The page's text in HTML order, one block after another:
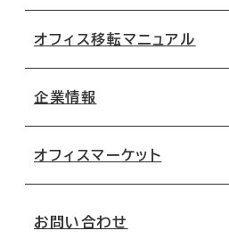
地図から探す
路線・駅から探す
オフィス移転マニュアル
移転コストシミュレーション
移転スケジュール
オフィス移転Q&A
企業情報
オフィスマーケット
お問い合わせ